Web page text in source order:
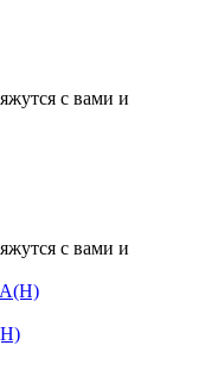
с вами и
с вами и